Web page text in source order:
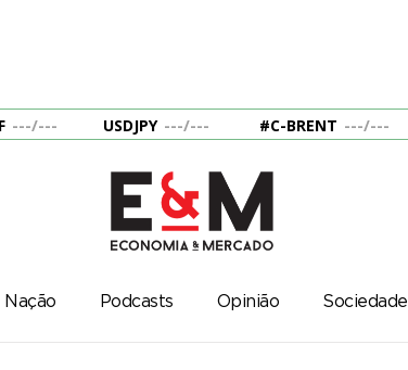
---/--- USDJPY ---/--- #C-BRENT ---/---
Nação Podcasts Opinião Sociedade